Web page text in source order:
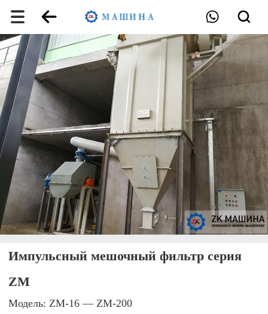
Импульсный мешочный фильтр серия
ZM
Модель: ZМ-16 — ZМ-200